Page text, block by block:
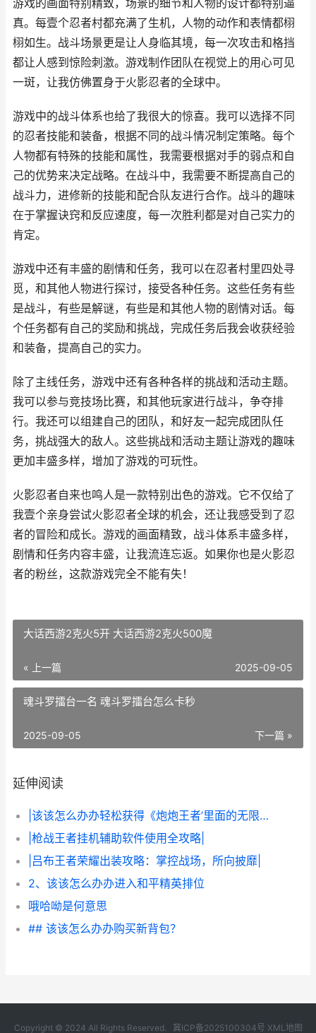
游戏的画面特别精致，场景的细节和人物的设计都特别逼
真。每壹个忍者村都充满了生机，人物的动作和表情都栩
栩如生。战斗场景更是让人身临其境，每一次攻击和格挡
都让人感到惊险刺激。游戏制作团队在视觉上的用心可见
一斑，让我仿佛置身于火影忍者的全球中。
游戏中的战斗体系也给了我很大的惊喜。我可以选择不同
的忍者技能和装备，根据不同的战斗情况制定策略。每个
人物都有特殊的技能和属性，我需要根据对手的弱点和自
己的优势来决定战略。在战斗中，我需要不断提高自己的
战斗力，进修新的技能和配合队友进行合作。战斗的趣味
在于掌握诀窍和反应速度，每一次胜利都是对自己实力的
肯定。
游戏中还有丰盛的剧情和任务，我可以在忍者村里四处寻
觅，和其他人物进行探讨，接受各种任务。这些任务有些
是战斗，有些是解谜，有些是和其他人物的剧情对话。每
个任务都有自己的奖励和挑战，完成任务后我会收获经验
和装备，提高自己的实力。
除了主线任务，游戏中还有各种各样的挑战和活动主题。
我可以参与竞技场比赛，和其他玩家进行战斗，争夺排
行。我还可以组建自己的团队，和好友一起完成团队任
务，挑战强大的敌人。这些挑战和活动主题让游戏的趣味
更加丰盛多样，增加了游戏的可玩性。
火影忍者自来也鸣人是一款特别出色的游戏。它不仅给了
我壹个亲身尝试火影忍者全球的机会，还让我感受到了忍
者的冒险和成长。游戏的画面精致，战斗体系丰盛多样，
剧情和任务内容丰盛，让我流连忘返。如果你也是火影忍
者的粉丝，这款游戏完全不能有失！
大话西游2克火5开 大话西游2克火500魔
« 上一篇 2025-09-05
魂斗罗擂台一名 魂斗罗擂台怎么卡秒
下一篇 »
2025-09-05
延伸阅读
|该该怎么办办轻松获得《炮炮王者’里面的无限金币和星星|
|枪战王者挂机辅助软件使用全攻略|
|吕布王者荣耀出装攻略：掌控战场，所向披靡|
2、该该怎么办办进入和平精英排位
哦哈呦是何意思
## 该该怎么办办购买新背包？
Copyright © 2024 All Rights Reserved. 冀ICP备2025100304号 XML地图